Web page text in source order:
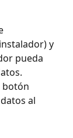
y
pueda
botón
al